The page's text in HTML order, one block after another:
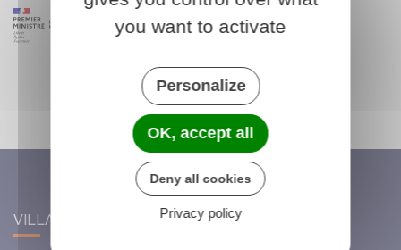
VILLARS-SAINT-GEORGES
you want to activate
Personalize
OK, accept all
Deny all cookies
Privacy policy